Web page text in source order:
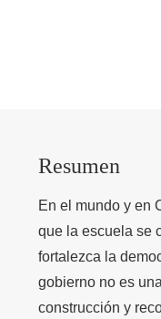
Resumen
En el mundo y en
que la escuela se
fortalezca la
gobierno no es
construcción y